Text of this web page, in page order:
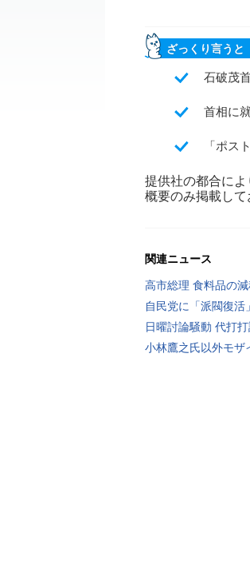
ざっくり言うと
石破茂
首相に
「ポス
提供社の都合によ
概要のみ掲載して
関連ニュース
高市総理 食料品の
自民党に「派閥復活
日曜討論騒動 代打
小林鷹之氏以外モザ